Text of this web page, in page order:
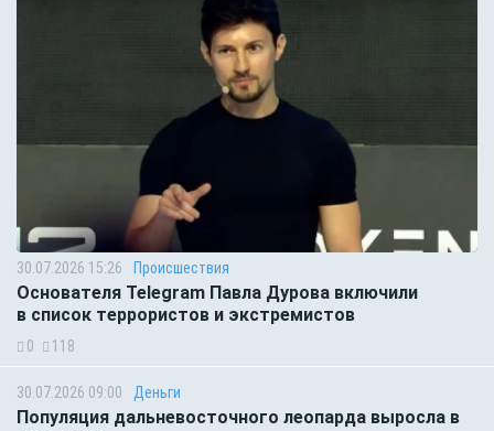
30.07.2026 15:26 Происшествия
Основателя Telegram Павла Дурова включили
в список террористов и экстремистов
0 118
30.07.2026 09:00 Деньги
Популяция дальневосточного леопарда выросла в